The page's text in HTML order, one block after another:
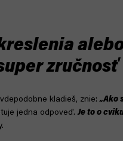
zručnosť
kladieš, znie:„Ako
jedna odpoveď. Je to o